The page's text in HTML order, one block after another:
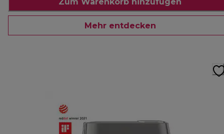
Mehr entdecken